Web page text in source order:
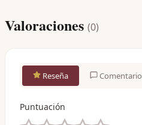
Valoraciones (0)
Reseña Comentario
Puntuación